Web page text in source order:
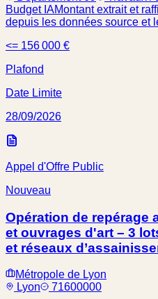
Budget IAMontant extrait et
depuis les données source et
<= 156 000 €
Plafond
Date Limite
28/09/2026
Appel d'Offre Public
Nouveau
Opération de repérage
et ouvrages d'art – 3
et réseaux
Métropole de Lyon
Lyon
71600000